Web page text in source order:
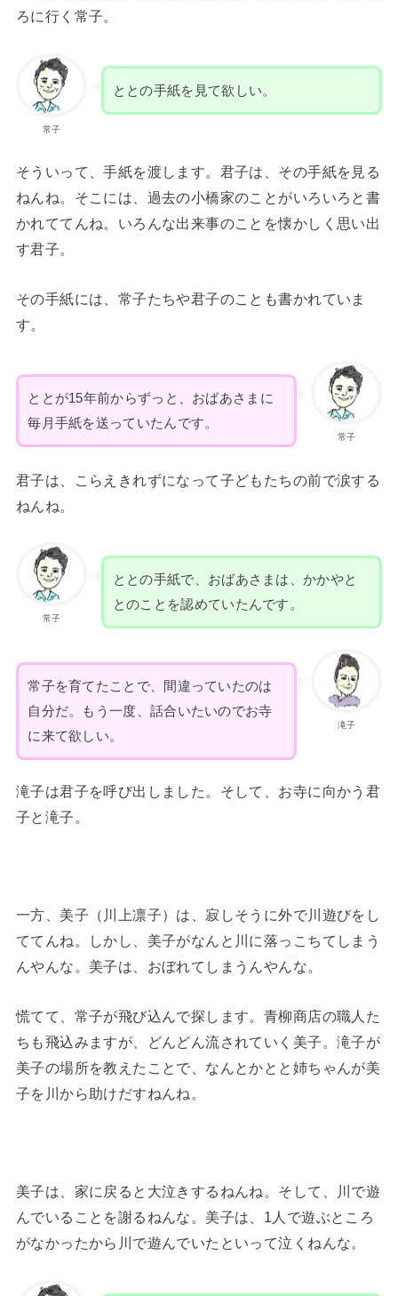
ろに行く常子。
常子
ととの手紙を見て欲しい。
そういって、手紙を渡します。君子は、その手紙を見る
ねんね。そこには、過去の小橋家のことがいろいろと書
かれててんね。いろんな出来事のことを懐かしく思い出
す君子。
その手紙には、常子たちや君子のことも書かれていま
す。
常子
ととが15年前からずっと、おばあさまに
毎月手紙を送っていたんです。
君子は、こらえきれずになって子どもたちの前で涙する
ねんね。
常子
ととの手紙で、おばあさまは、かかやと
とのことを認めていたんです。
滝子
常子を育てたことで、間違っていたのは
自分だ。もう一度、話合いたいのでお寺
に来て欲しい。
滝子は君子を呼び出しました。そして、お寺に向かう君
子と滝子。
一方、美子（川上凛子）は、寂しそうに外で川遊びをし
ててんね。しかし、美子がなんと川に落っこちてしまう
んやんな。美子は、おぼれてしまうんやんな。
慌てて、常子が飛び込んで探します。青柳商店の職人た
ちも飛込みますが、どんどん流されていく美子。滝子が
美子の場所を教えたことで、なんとかとと姉ちゃんが美
子を川から助けだすねんね。
美子は、家に戻ると大泣きするねんね。そして、川で遊
んでいることを謝るねんな。美子は、1人で遊ぶところ
がなかったから川で遊んでいたといって泣くねんな。